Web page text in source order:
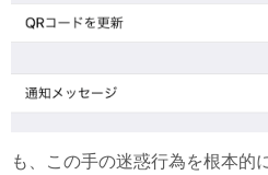
も、この手の迷惑行為を根本的